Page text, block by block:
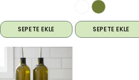
SEPETE EKLE SEPETE EKLE